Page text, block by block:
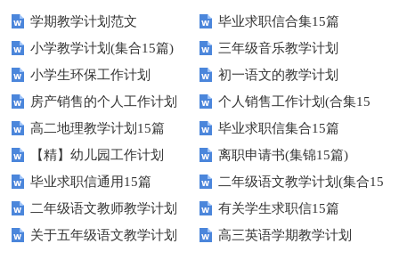
学期教学计划范文
毕业求职信合集15篇
小学教学计划(集合15篇)
三年级音乐教学计划
小学生环保工作计划
初一语文的教学计划
房产销售的个人工作计划
个人销售工作计划(合集15
篇)
高二地理教学计划15篇
毕业求职信集合15篇
【精】幼儿园工作计划
离职申请书(集锦15篇)
毕业求职信通用15篇
二年级语文教学计划(集合15
篇)
二年级语文教师教学计划
有关学生求职信15篇
关于五年级语文教学计划
高三英语学期教学计划